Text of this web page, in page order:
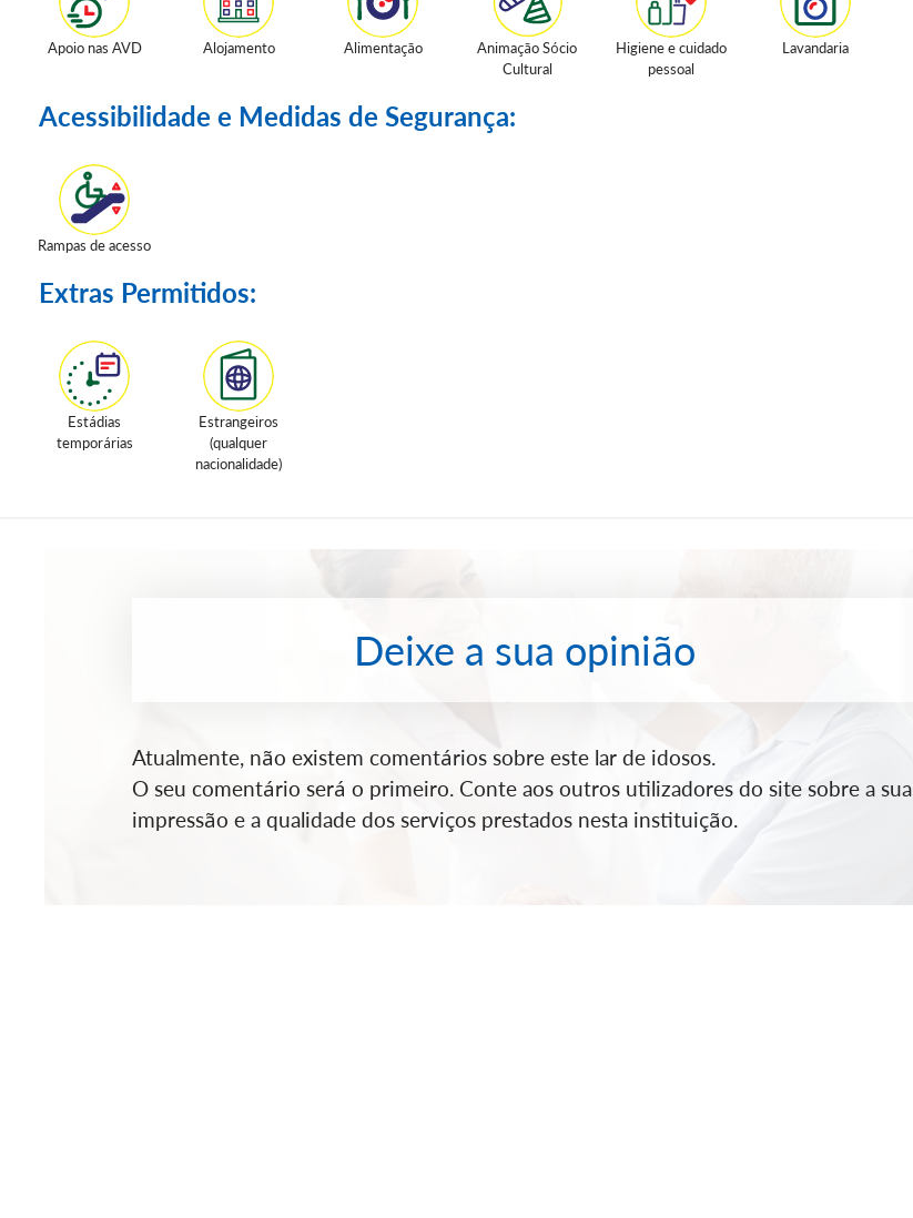
Apoio nas AVD Alojamento Alimentação
Animação Sócio
Cultural
Higiene e cuidado
pessoal
Lavandaria
Acessibilidade e Medidas de Segurança:
Rampas de acesso
Extras Permitidos:
Estádias
temporárias
Estrangeiros
(qualquer
nacionalidade)
Deixe a sua opinião
Atualmente, não existem comentários sobre este lar de idosos.
O seu comentário será o primeiro. Conte aos outros utilizadores do site sobre a sua
impressão e a qualidade dos serviços prestados nesta instituição.